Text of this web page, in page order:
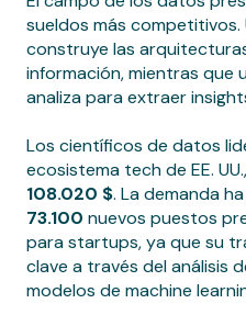
sueldos más competitivos.
construye las
información, mientras que
analiza para extraer
Los científicos de datos
ecosistema tech de EE.
108.020 $. La demanda
73.100 nuevos puestos
para startups, ya que su
clave a través del análisis
modelos de machine